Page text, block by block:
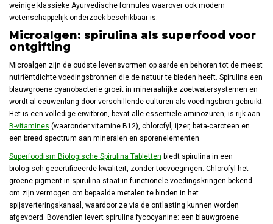
weinige klassieke Ayurvedische formules waarover ook modern
wetenschappelijk onderzoek beschikbaar is.
Microalgen: spirulina als superfood voor
ontgifting
Microalgen zijn de oudste levensvormen op aarde en behoren tot de meest
nutriëntdichte voedingsbronnen die de natuur te bieden heeft. Spirulina een
blauwgroene cyanobacterie groeit in mineraalrijke zoetwatersystemen en
wordt al eeuwenlang door verschillende culturen als voedingsbron gebruikt.
Het is een volledige eiwitbron, bevat alle essentiële aminozuren, is rijk aan
B-vitamines (waaronder vitamine B12), chlorofyl, ijzer, beta-caroteen en
een breed spectrum aan mineralen en sporenelementen.
Superfoodism Biologische Spirulina Tabletten biedt spirulina in een
biologisch gecertificeerde kwaliteit, zonder toevoegingen. Chlorofyl het
groene pigment in spirulina staat in functionele voedingskringen bekend
om zijn vermogen om bepaalde metalen te binden in het
spijsverteringskanaal, waardoor ze via de ontlasting kunnen worden
afgevoerd. Bovendien levert spirulina fycocyanine: een blauwgroene